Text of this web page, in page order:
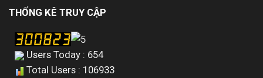
THỐNG KÊ TRUY CẬP
Users Today : 654
Total Users : 106933